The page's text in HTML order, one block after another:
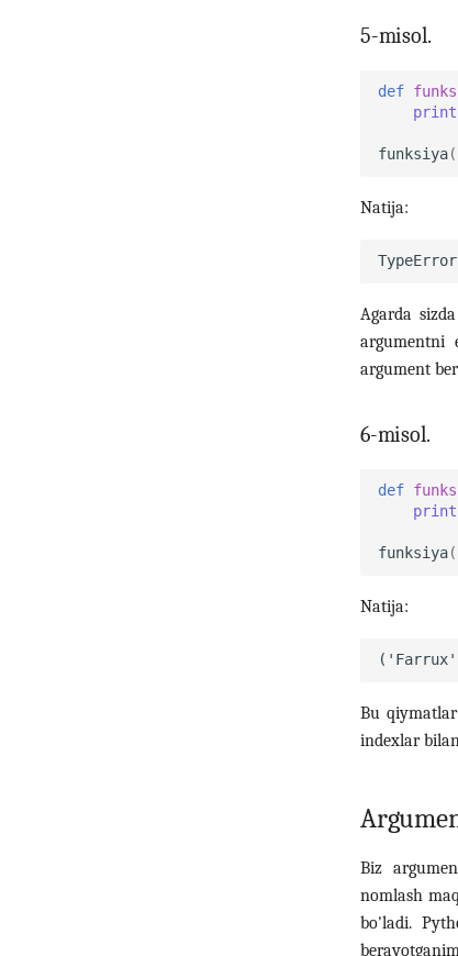
5-misol.
def
print
funksiya(
Natija:
Agarda
argumentni
argument
6-misol.
def
print
funksiya(
Natija:
Bu
indexlar
Biz
nomlash
bo'ladi.